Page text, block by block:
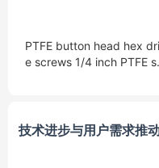
PTFE button head hex
e screws 1/4 inch PTFE
技术进步与用户需求推